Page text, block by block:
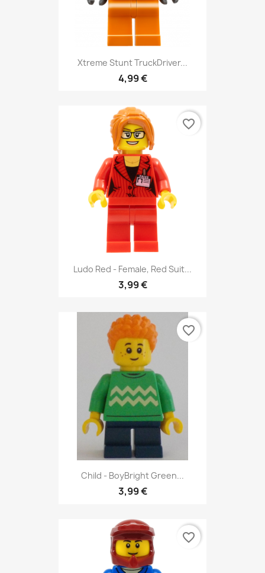
Xtreme Stunt TruckDriver...
4,99 €
Ludo Red - Female, Red Suit...
3,99 €
favorite_border
Child - BoyBright Green...
3,99 €
favorite_border
favorite_border